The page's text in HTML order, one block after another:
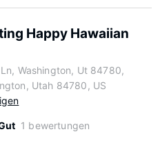
Happy Hawaiian
Washington, Ut 84780,
Utah 84780, US
1 bewertungen